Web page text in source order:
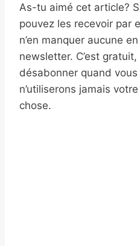
As-tu aimé cet article?
pouvez les recevoir par
n’en manquer aucune
newsletter. C’est
désabonner quand
n’utiliserons jamais
chose.